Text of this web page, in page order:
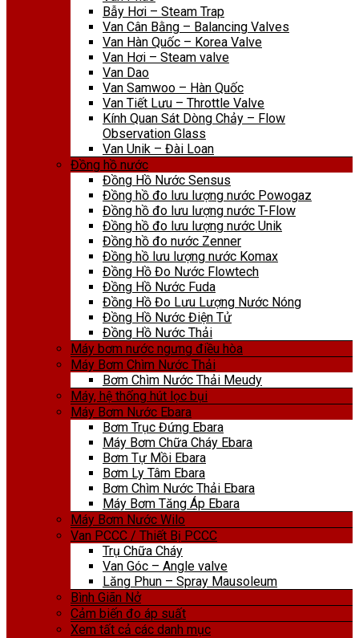
Bẫy Hơi – Steam Trap
Van Cân Bằng – Balancing Valves
Van Hàn Quốc – Korea Valve
Van Hơi – Steam valve
Van Dao
Van Samwoo – Hàn Quốc
Van Tiết Lưu – Throttle Valve
Kính Quan Sát Dòng Chảy – Flow
Observation Glass
Van Unik – Đài Loan
Đồng hồ nước
Đồng Hồ Nước Sensus
Đồng hồ đo lưu lượng nước Powogaz
Đồng hồ đo lưu lượng nước T-Flow
Đồng hồ đo lưu lượng nước Unik
Đồng hồ đo nước Zenner
Đồng hồ lưu lượng nước Komax
Đồng Hồ Đo Nước Flowtech
Đồng Hồ Nước Fuda
Đồng Hồ Đo Lưu Lượng Nước Nóng
Đồng Hồ Nước Điện Tử
Đồng Hồ Nước Thải
Máy bơm nước ngưng điều hòa
Máy Bơm Chìm Nước Thải
Bơm Chìm Nước Thải Meudy
Máy, hệ thống hút lọc bụi
Máy Bơm Nước Ebara
Bơm Trục Đứng Ebara
Máy Bơm Chữa Cháy Ebara
Bơm Tự Mồi Ebara
Bơm Ly Tâm Ebara
Bơm Chìm Nước Thải Ebara
Máy Bơm Tăng Áp Ebara
Máy Bơm Nước Wilo
Van PCCC / Thiết Bị PCCC
Trụ Chữa Cháy
Van Góc – Angle valve
Lăng Phun – Spray Mausoleum
Bình Giãn Nở
Cảm biến đo áp suất
Xem tất cả các danh mục